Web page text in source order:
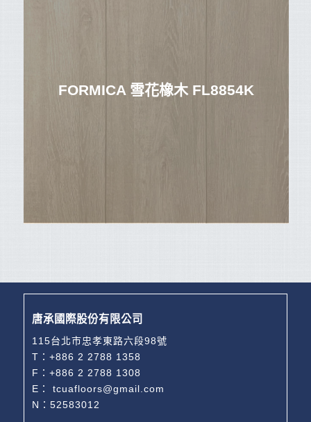
FORMICA 雪花橡木 FL8854K
唐承國際股份有限公司
115台北市忠孝東路六段98號
T：+886 2 2788 1358
F：+886 2 2788 1308
E：
tcuafloors@gmail.com
N：52583012